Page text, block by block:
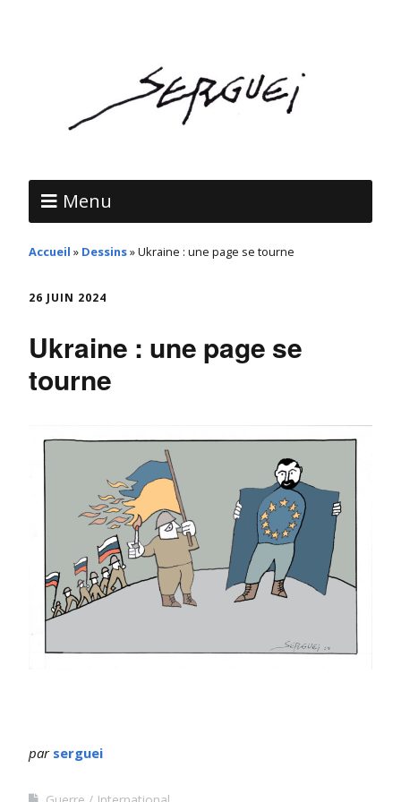
Menu
Accueil » Dessins»Ukraine : une page se tourne
26 JUIN 2024
Ukraine : une page se
tourne
par serguei